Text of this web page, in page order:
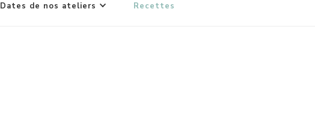
Dates de nos ateliers Recettes